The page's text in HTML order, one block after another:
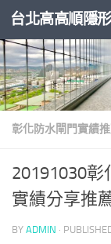
Skip to content
彰化防水閘門實績
20191030彰
實績分享推
BY ADMIN ·